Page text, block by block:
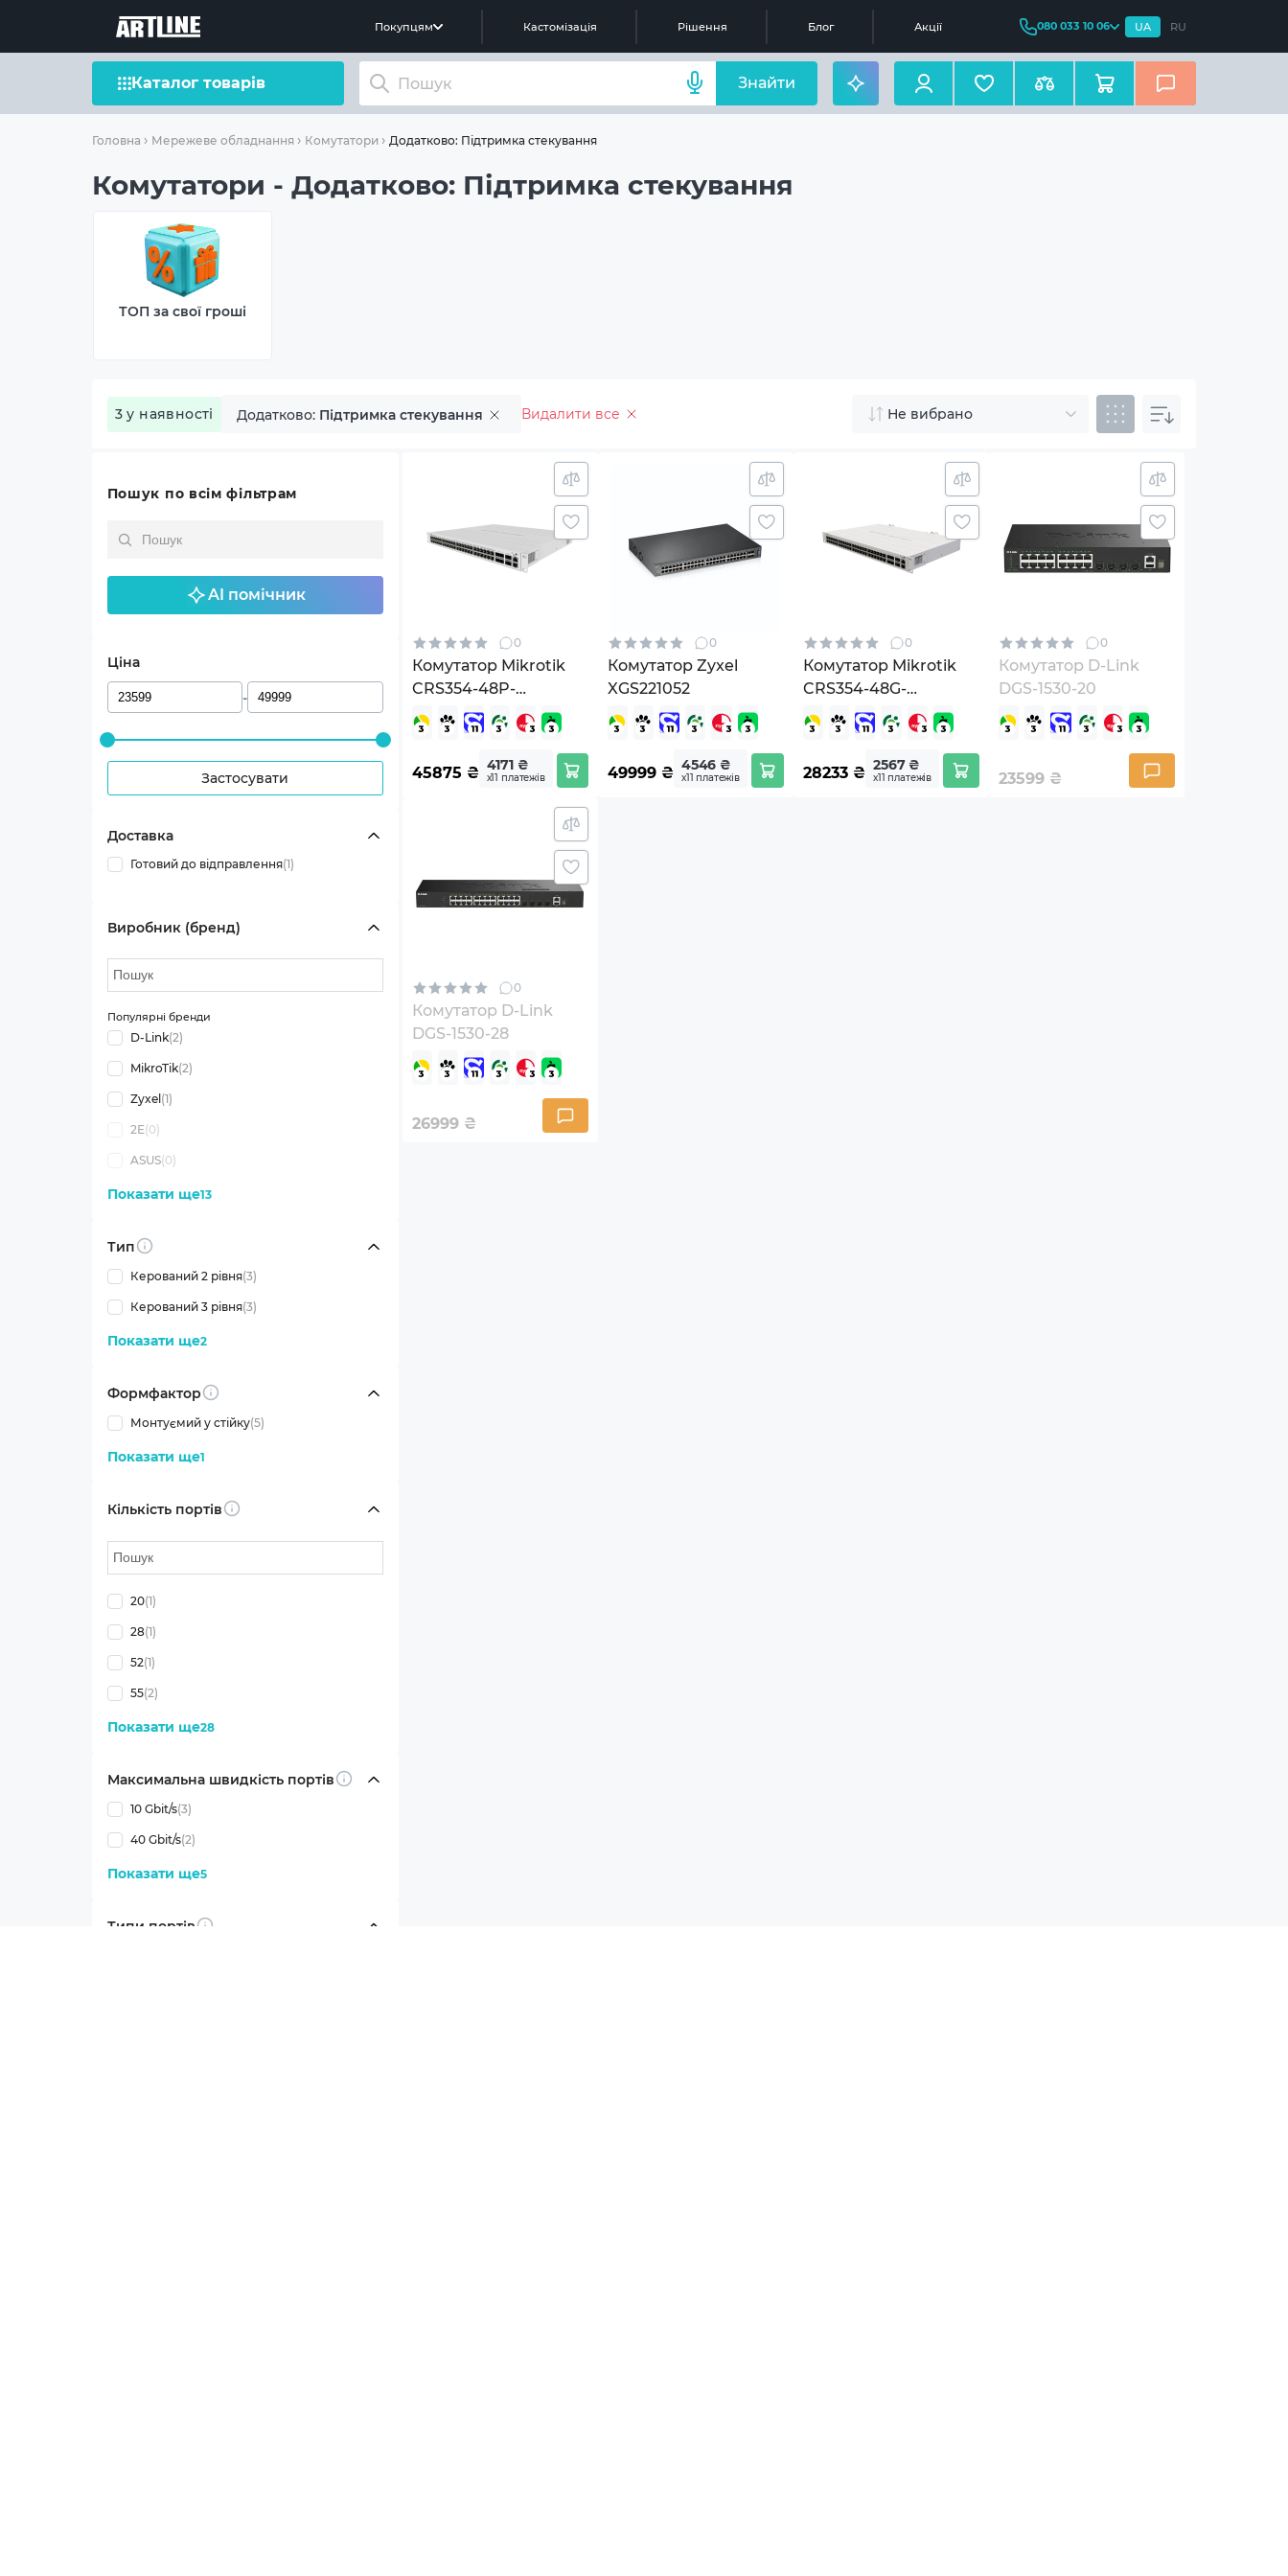
Покупцям Кастомізація Рішення Блог Акції 080 033 10 06 UA RU
Каталог товарів Знайти
Головна Мережеве обладнання Комутатори Додатково: Підтримка стекування
Комутатори - Додатково: Підтримка стекування
ТОП за свої гроші
3 у наявності Додатково: Підтримка стекування Видалити все Не вибрано
Пошук по всім фільтрам
AI помічник
Ціна
-
Застосувати
Доставка
Готовий до відправлення(1)
Виробник (бренд)
Популярні бренди
D-Link(2)
MikroTik(2)
Zyxel (1)
2E(0)
ASUS(0)
Показати ще13
Тип
Info
Керований 2 рівня(3)
Керований 3 рівня(3)
Показати ще2
Формфактор
Info
Монтуємий у стійку(5)
Показати ще1
Кількість портів Info
20(1)
28(1)
52(1)
55(2)
Показати ще28
Максимальна швидкість портів
Info
10 Gbit/s(3)
40 Gbit/s(2)
Показати ще5
Типи портів
Info
0
Комутатор Mikrotik
CRS354-48P-
4S+2Q+RM
45875 ₴ 4171 ₴
х11 платежів
0
Комутатор Zyxel
XGS221052
49999₴ 4546 ₴
х11 платежів
0
Комутатор Mikrotik
CRS354-48G-
4S+2Q+RM
28233₴ 2567 ₴
х11 платежів
0
Комутатор D-Link
DGS-1530-20
23599 ₴
0
Комутатор D-Link
DGS-1530-28
26999 ₴